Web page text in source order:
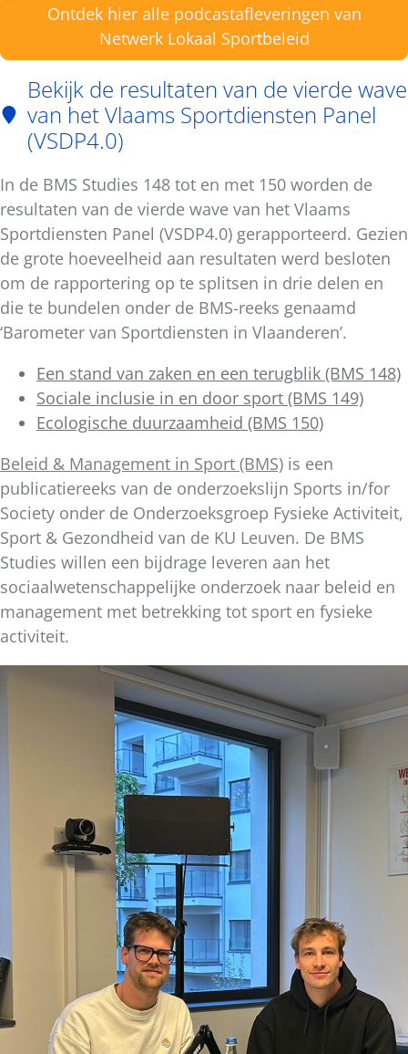
Ontdek hier alle podcastafleveringen van
Netwerk Lokaal Sportbeleid
Bekijk de resultaten van de vierde wave
van het Vlaams Sportdiensten Panel
(VSDP4.0)
In de BMS Studies 148 tot en met 150 worden de
resultaten van de vierde wave van het Vlaams
Sportdiensten Panel (VSDP4.0) gerapporteerd. Gezien
de grote hoeveelheid aan resultaten werd besloten
om de rapportering op te splitsen in drie delen en
die te bundelen onder de BMS-reeks genaamd
‘Barometer van Sportdiensten in Vlaanderen’.
Een stand van zaken en een terugblik (BMS 148)
Sociale inclusie in en door sport (BMS 149)
Ecologische duurzaamheid (BMS 150)
Beleid & Management in Sport (BMS) is een
publicatiereeks van de onderzoekslijn Sports in/for
Society onder de Onderzoeksgroep Fysieke Activiteit,
Sport & Gezondheid van de KU Leuven. De BMS
Studies willen een bijdrage leveren aan het
sociaalwetenschappelijke onderzoek naar beleid en
management met betrekking tot sport en fysieke
activiteit.